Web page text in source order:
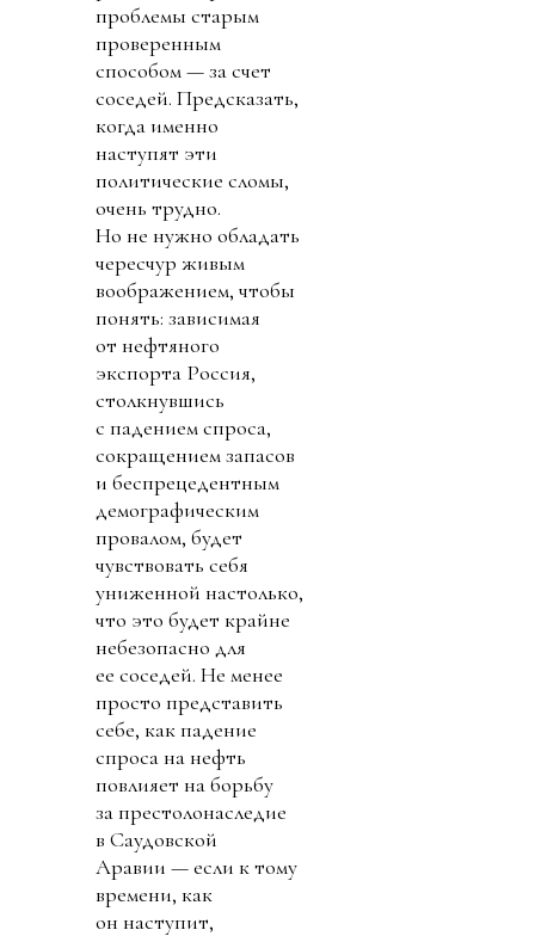
проблемы старым
проверенным
способом — за счет
соседей. Предсказать,
когда именно
наступят эти
политические сломы,
очень трудно.
Но не нужно обладать
чересчур живым
воображением, чтобы
понять: зависимая
от нефтяного
экспорта Россия,
столкнувшись
с падением спроса,
сокращением запасов
и беспрецедентным
демографическим
провалом, будет
чувствовать себя
униженной настолько,
что это будет крайне
небезопасно для
ее соседей. Не менее
просто представить
себе, как падение
спроса на нефть
повлияет на борьбу
за престолонаследие
в Саудовской
Аравии — если к тому
времени, как
он наступит,